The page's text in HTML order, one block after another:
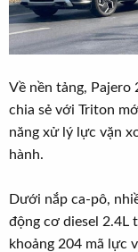
Về nền tảng, Pajero
chia sẻ với Triton
năng xử lý lực vặn
hành.
Dưới nắp ca-pô,
động cơ diesel 2.4L
khoảng 204 mã lực